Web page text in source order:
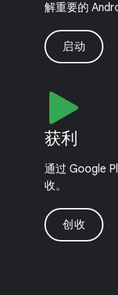
解重要的
启动
获利
通过 Google
收。
创收